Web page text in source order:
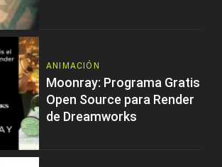
ANIMACIÓN
Moonray: Programa Gratis
Open Source para Render
de Dreamworks